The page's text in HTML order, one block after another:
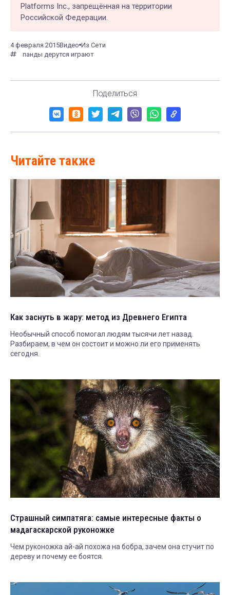
Platforms Inc., запрещённая на территории
Российской Федерации.
4 февраля 2015Видео Из Сети
панды дерутся играют
Поделиться
Читайте также
Как заснуть в жару: метод из Древнего Египта
Необычный способ помогал людям тысячи лет назад.
Разбираем, в чем он состоит и можно ли его применять
сегодня.
Страшный симпатяга: самые интересные факты о
мадагаскарской руконожке
Чем руконожка ай-ай похожа на бобра, зачем она стучит по
дереву и почему ее боятся.